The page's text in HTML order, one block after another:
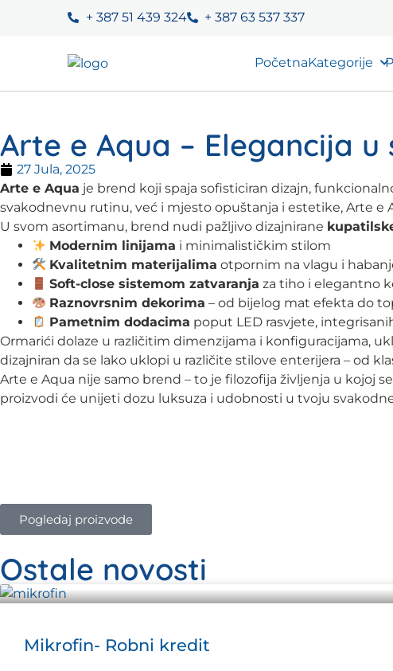
+ 387 51 439 324 + 387 63 537 337
PočetnaKategorije
Arte e Aqua – Elegancija
27 Jula, 2025
Arte e Aqua je brend koji spaja sofisticiran dizajn,
svakodnevnu rutinu, već i mjesto opuštanja i estetike, Arte
U svom asortimanu, brend nudi pažljivo dizajnirane
Modernim linijama i minimalističkim stilom
Kvalitetnim materijalima otpornim na vlagu i
Soft-close sistemom zatvaranja za tiho i elegantno
Raznovrsnim dekorima – od bijelog mat efekta do
Pametnim dodacima poput LED rasvjete,
Ormarići dolaze u različitim dimenzijama i konfiguracijama,
dizajniran da se lako uklopi u različite stilove enterijera – od
Arte e Aqua nije samo brend – to je filozofija življenja u kojoj
proizvodi će unijeti dozu luksuza i udobnosti u tvoju
Pogledaj proizvode
Ostale novosti
Mikrofin- Robni kredit